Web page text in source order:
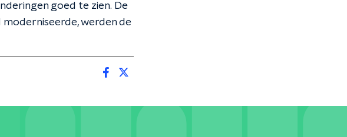
goed te zien. De
werden de